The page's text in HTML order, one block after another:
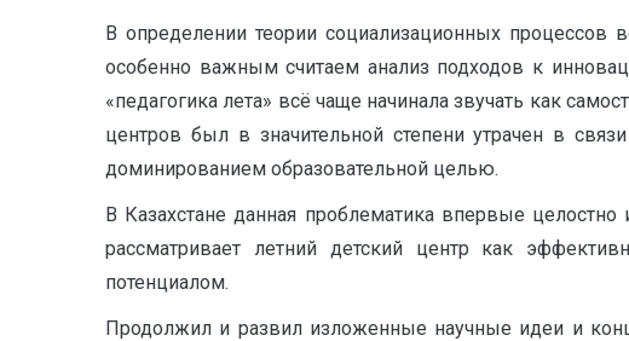
В определении теории социализационных процессов
особенно важным считаем анализ подходов к
«педагогика лета» всё чаще начинала звучать как
центров был в значительной степени утрачен в
доминированием образовательной целью.
В Казахстане данная проблематика впервые
рассматривает летний детский центр как
потенциалом.
Продолжил и развил изложенные научные идеи и